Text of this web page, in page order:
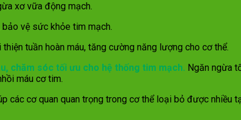
xơ vữa động mạch.
bảo vệ sức khỏe tim mạch.
thiện tuần hoàn máu, tăng cường năng lượng cho cơ thể.
chăm sóc tối ưu cho hệ thống tim mạch. Ngăn ngừa
máu cơ tim.
các cơ quan quan trọng trong cơ thể loại bỏ được